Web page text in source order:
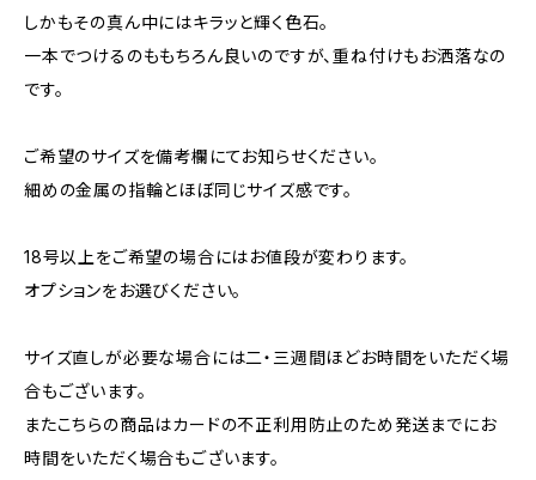
しかもその真ん中にはキラッと輝く色石。
一本でつけるのももちろん良いのですが、重ね付けもお洒落なの
です。
ご希望のサイズを備考欄にてお知らせください。
細めの金属の指輪とほぼ同じサイズ感です。
18号以上をご希望の場合にはお値段が変わります。
オプションをお選びください。
サイズ直しが必要な場合には二・三週間ほどお時間をいただく場
合もございます。
またこちらの商品はカードの不正利用防止のため発送までにお
時間をいただく場合もございます。